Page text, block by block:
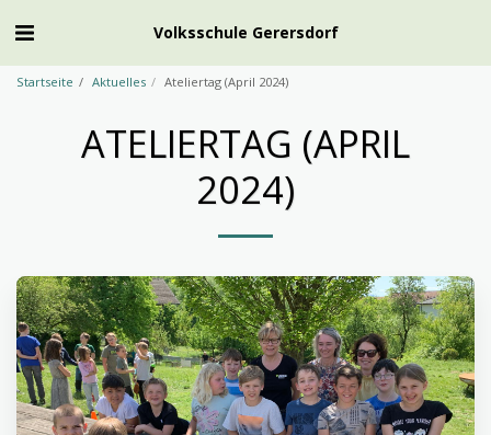
Volksschule Gerersdorf
Startseite Aktuelles Ateliertag (April 2024)
ATELIERTAG (APRIL
2024)